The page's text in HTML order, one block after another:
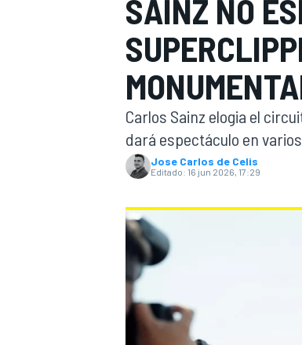
WEC
SAINZ NO
Carlos Sainz elogia el
dará espectáculo en
Jose Carlos de Celis
Editado: 16 jun 2026, 17:29